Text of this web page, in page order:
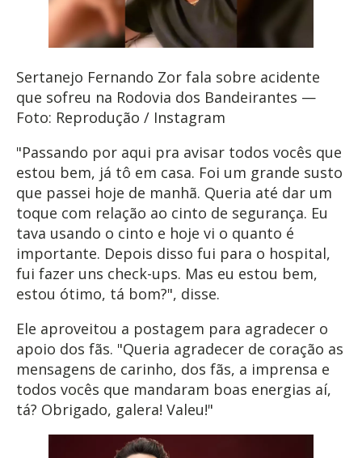
Sertanejo Fernando Zor fala sobre acidente
que sofreu na Rodovia dos Bandeirantes —
Foto: Reprodução / Instagram
"Passando por aqui pra avisar todos vocês que
estou bem, já tô em casa. Foi um grande susto
que passei hoje de manhã. Queria até dar um
toque com relação ao cinto de segurança. Eu
tava usando o cinto e hoje vi o quanto é
importante. Depois disso fui para o hospital,
fui fazer uns check-ups. Mas eu estou bem,
estou ótimo, tá bom?", disse.
Ele aproveitou a postagem para agradecer o
apoio dos fãs. "Queria agradecer de coração as
mensagens de carinho, dos fãs, a imprensa e
todos vocês que mandaram boas energias aí,
tá? Obrigado, galera! Valeu!"